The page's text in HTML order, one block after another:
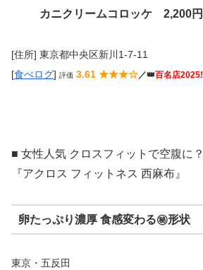
カニクリームコロッケ 2,200円
[住所] 東京都中央区新川1-7-11
[食べログ] 評価 3.61 ★★★☆ ／👑百名店2025!
■ 女性人気 クロスフィットで空腹に？
『アクロス フィットネス 西麻布』
卵たっぷり濃厚 食感変わる㊙形状
東京・五反田